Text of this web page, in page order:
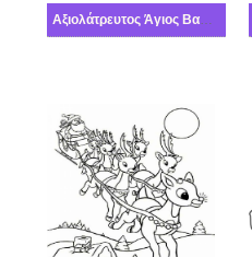
Αξιολάτρευτος Άγιος Βασίλης